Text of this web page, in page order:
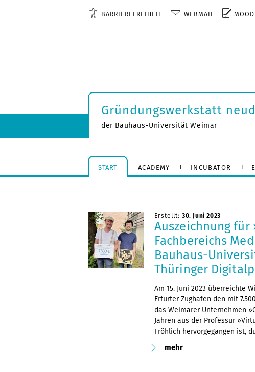
BARRIEREFREIHEIT WEBMAIL
Gründungswerkstatt
der Bauhaus-Universität Weimar
START ACADEMY INCUBATOR
Erstellt: 30. Juni 2023
Auszeichnung für
Fachbereichs
Bauhaus-
Thüringer
Am 15. Juni 2023 überreichte
Erfurter Zughafen den mit
das Weimarer Unternehmen
Jahren aus der Professur
Fröhlich hervorgegangen ist,
mehr